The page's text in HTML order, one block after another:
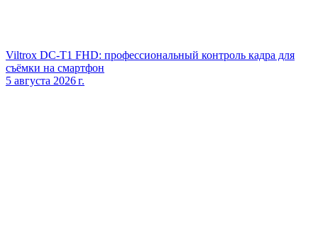
Viltrox DC‑T1 FHD: профессиональный контроль кадра для
съёмки на смартфон
5 августа 2026 г.